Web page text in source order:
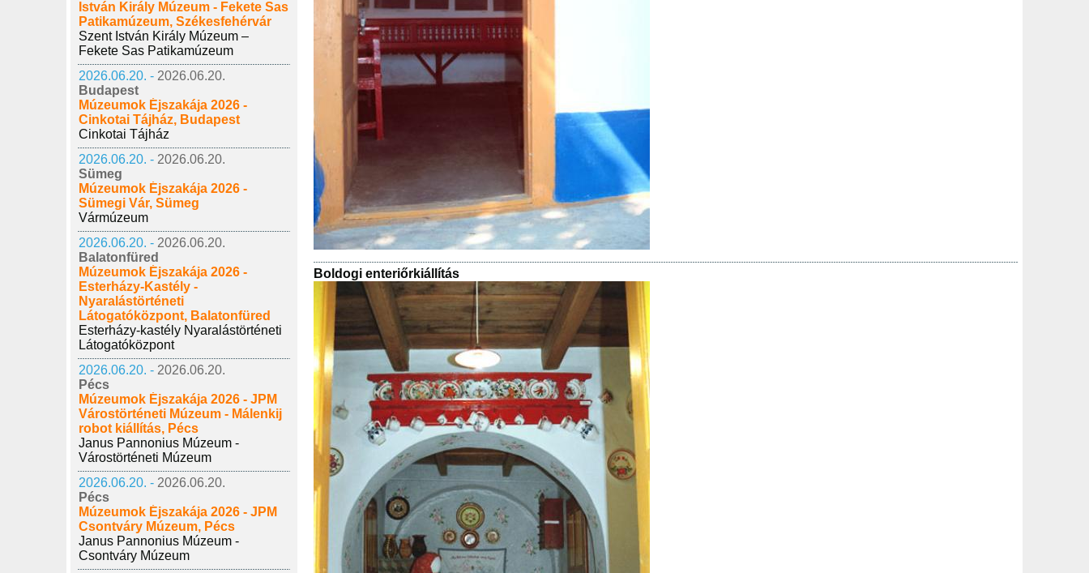
István Király Múzeum - Fekete Sas
Patikamúzeum, Székesfehérvár
Szent István Király Múzeum –
Fekete Sas Patikamúzeum
2026.06.20. - 2026.06.20.
Budapest
Múzeumok Éjszakája 2026 -
Cinkotai Tájház, Budapest
Cinkotai Tájház
2026.06.20. - 2026.06.20.
Sümeg
Múzeumok Éjszakája 2026 -
Sümegi Vár, Sümeg
Vármúzeum
2026.06.20. - 2026.06.20.
Balatonfüred
Múzeumok Éjszakája 2026 -
Esterházy-Kastély -
Nyaralástörténeti
Látogatóközpont, Balatonfüred
Esterházy-kastély Nyaralástörténeti
Látogatóközpont
2026.06.20. - 2026.06.20.
Pécs
Múzeumok Éjszakája 2026 - JPM
Várostörténeti Múzeum - Málenkij
robot kiállítás, Pécs
Janus Pannonius Múzeum -
Várostörténeti Múzeum
2026.06.20. - 2026.06.20.
Pécs
Múzeumok Éjszakája 2026 - JPM
Csontváry Múzeum, Pécs
Janus Pannonius Múzeum -
Csontváry Múzeum
Boldogi enteriőrkiállítás